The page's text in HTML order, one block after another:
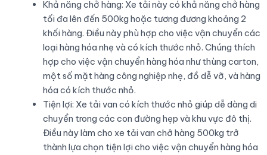
Khả năng chở hàng: Xe tải này có khả năng chở hàng
tối đa lên đến 500kg hoặc tương đương khoảng 2
khối hàng. Điều này phù hợp cho việc vận chuyển các
loại hàng hóa nhẹ và có kích thước nhỏ. Chúng thích
hợp cho việc vận chuyển hàng hóa như thùng carton,
một số mặt hàng công nghiệp nhẹ, đồ dễ vỡ, và hàng
hóa có kích thước nhỏ.
Tiện lợi: Xe tải van có kích thước nhỏ giúp dễ dàng di
chuyển trong các con đường hẹp và khu vực đô thị.
Điều này làm cho xe tải van chở hàng 500kg trở
thành lựa chọn tiện lợi cho việc vận chuyển hàng hóa